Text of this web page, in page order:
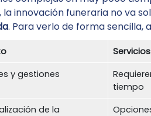
la innovación funeraria no va
. Para verlo de forma sencilla,
y gestiones
tiempo
de la